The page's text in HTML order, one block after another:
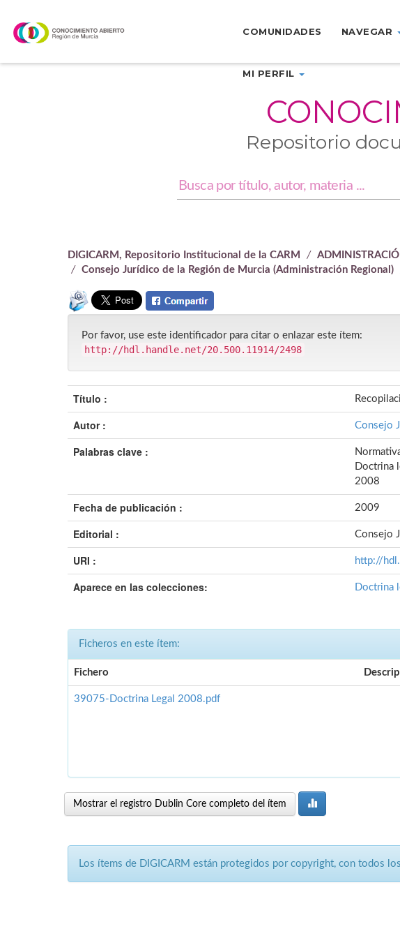
navigation
COMUNIDADES NAVEGAR
MI PERFIL
Repositorio
DIGICARM, Repositorio Institucional de la CARM
Consejo Jurídico de la Región de Murcia (Administración Regional)
Por favor, use este identificador para citar o enlazar este ítem:
http://hdl.handle.net/20.500.11914/2498
Título :
Autor : Consejo
Palabras clave :
Doctrina
2008
Fecha de publicación : 2009
Editorial : Consejo
URI : http://
Aparece en las colecciones: Doctrina
Ficheros en este ítem:
Fichero
39075-Doctrina Legal 2008.pdf
Mostrar el registro Dublin Core completo del ítem
Los ítems de DIGICARM están protegidos por copyright, con todos